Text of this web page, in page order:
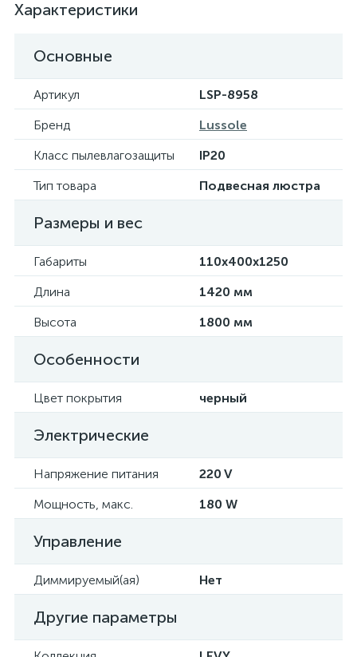
Характеристики
Основные
Артикул
LSP-8958
Бренд
Lussole
Класс пылевлагозащиты
IP20
Тип товара
Подвесная люстра
Размеры и вес
Габариты
110х400х1250
Длина
1420 мм
Высота
1800 мм
Особенности
Цвет покрытия черный
Электрические
Напряжение питания
220 V
Мощность, макс.
180 W
Управление
Диммируемый(ая) Нет
Другие параметры